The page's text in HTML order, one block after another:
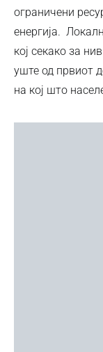
ограничени
енергија.
кој секако за
уште од првиот
на кој што